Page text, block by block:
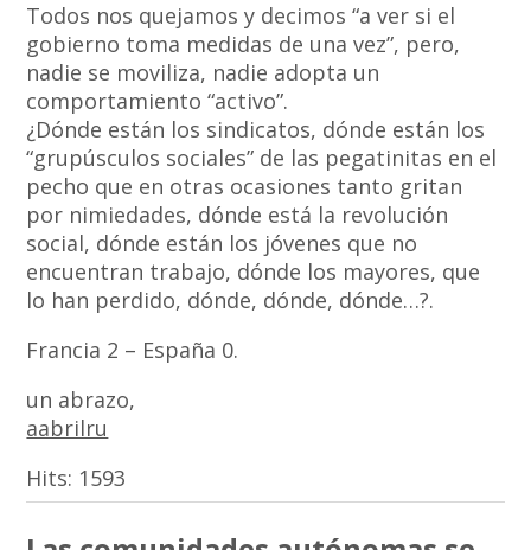
Todos nos quejamos y decimos “a ver si el
gobierno toma medidas de una vez”, pero,
nadie se moviliza, nadie adopta un
comportamiento “activo”.
¿Dónde están los sindicatos, dónde están los
“grupúsculos sociales” de las pegatinitas en el
pecho que en otras ocasiones tanto gritan
por nimiedades, dónde está la revolución
social, dónde están los jóvenes que no
encuentran trabajo, dónde los mayores, que
lo han perdido, dónde, dónde, dónde…?.
Francia 2 – España 0.
un abrazo,
aabrilru
Hits: 1593